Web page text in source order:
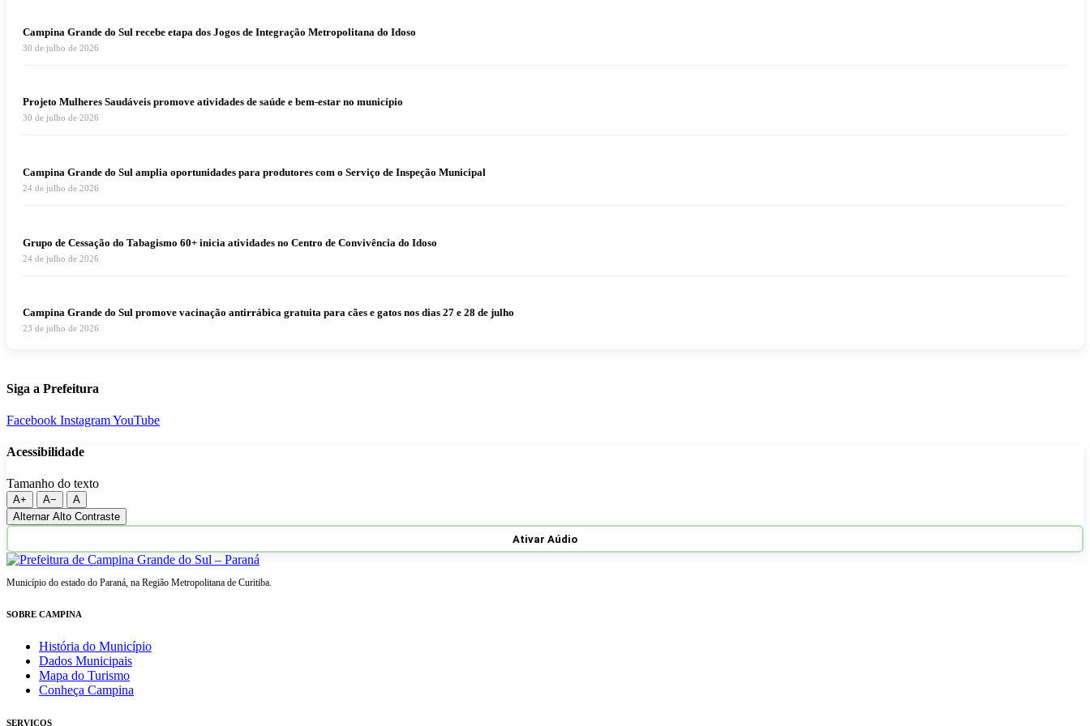
Campina Grande do Sul recebe etapa dos Jogos de Integração Metropolitana do Idoso
30 de julho de 2026
Projeto Mulheres Saudáveis promove atividades de saúde e bem-estar no município
30 de julho de 2026
Campina Grande do Sul amplia oportunidades para produtores com o Serviço de Inspeção Municipal
24 de julho de 2026
Grupo de Cessação do Tabagismo 60+ inicia atividades no Centro de Convivência do Idoso
24 de julho de 2026
Campina Grande do Sul promove vacinação antirrábica gratuita para cães e gatos nos dias 27 e 28 de julho
23 de julho de 2026
Siga a Prefeitura
Facebook InstagramYouTube
Acessibilidade
Tamanho do texto
A+ A−
A
Alternar Alto Contraste
Ativar Aúdio
Município do estado do Paraná, na Região Metropolitana de Curitiba.
SOBRE CAMPINA
História do Município
Dados Municipais
Mapa do Turismo
Conheça Campina
SERVIÇOS